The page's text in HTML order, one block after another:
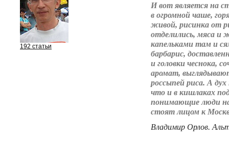
192 статьи
И вот является на
в огромной чаше,
живой, рисинка от
отделились, мяса и
капельками там и
барбарис,
и головки чеснока,
аромат,
россыпей риса. А дух
что и в кишлаках
понимающие люди
стоят лицом к
Владимир Орлов.